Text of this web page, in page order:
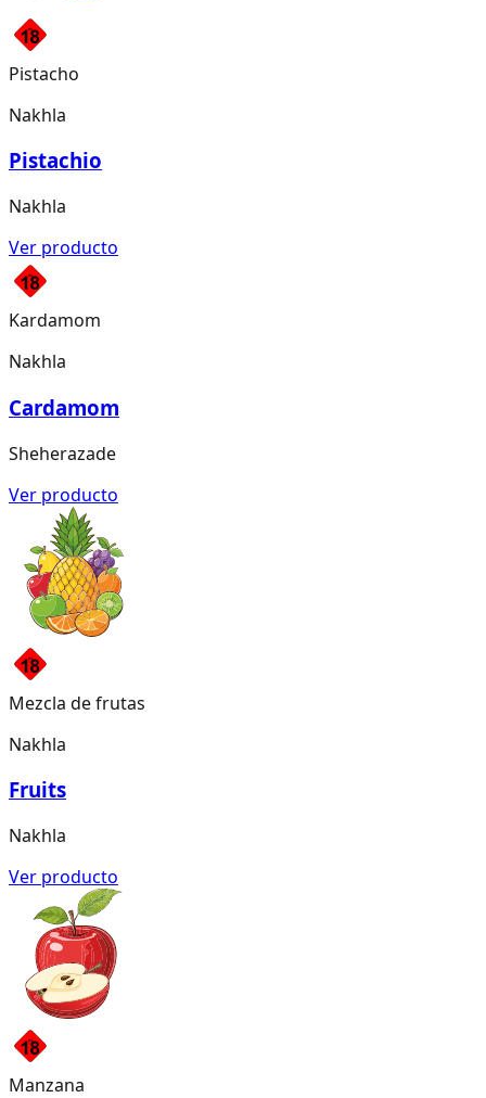
Pistacho
Nakhla
Pistachio
Nakhla
Ver producto
Kardamom
Nakhla
Cardamom
Sheherazade
Ver producto
Mezcla de frutas
Nakhla
Fruits
Nakhla
Ver producto
Manzana